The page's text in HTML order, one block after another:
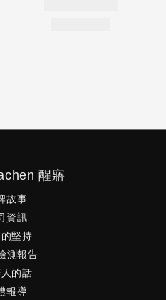
醒寤
故事
資訊
堅持
測報告
的話
報導